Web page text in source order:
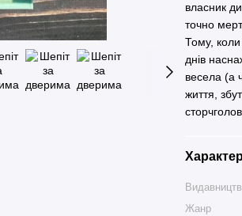
власник
точно
Тому,
днів
весела (а
життя,
Жанр